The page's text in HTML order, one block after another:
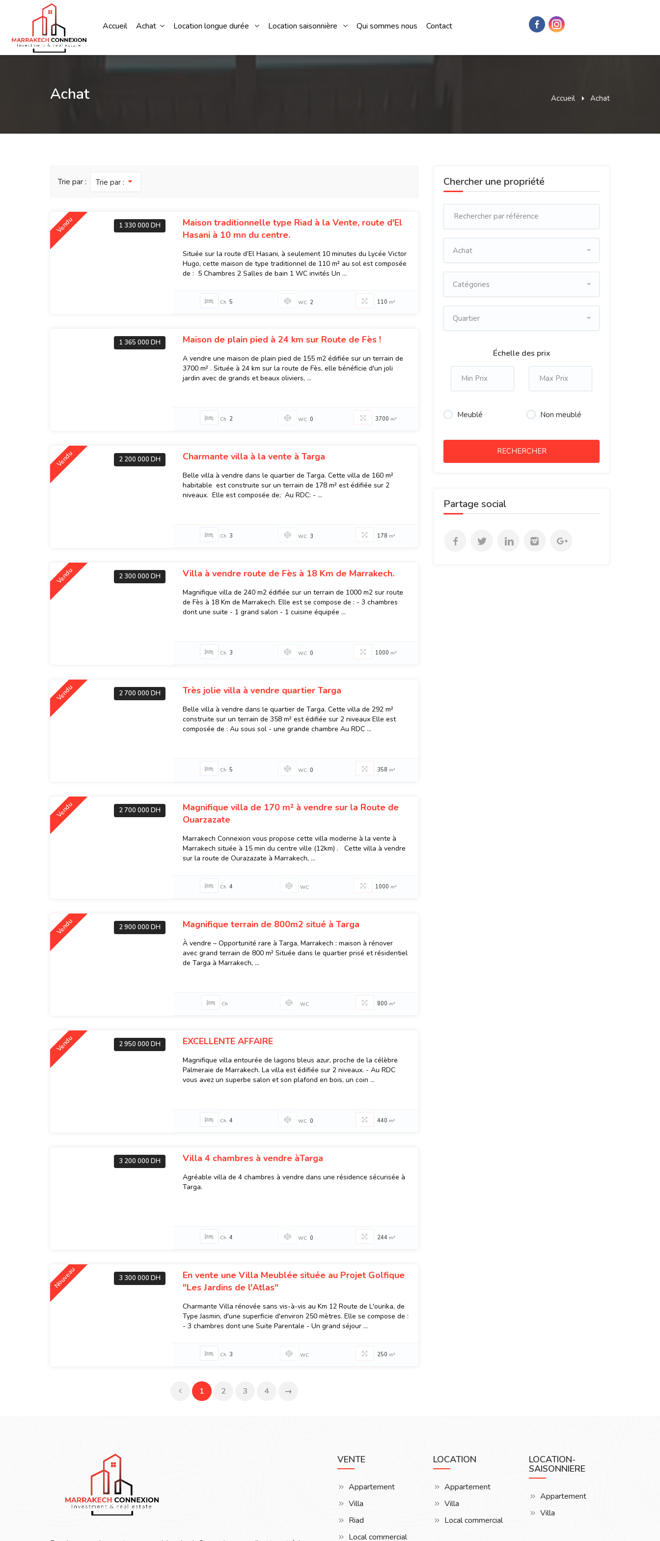
Accueil Achat Location longue durée Location saisonnière Qui sommes nous Contact
Achat Accueil Achat
Trie par : Trie par :
Vendu 1 330 000 DH
Maison traditionnelle type Riad à la Vente, route d'El
Hasani à 10 mn du centre.
Située sur la route d’El Hasani, à seulement 10 minutes du Lycée Victor
Hugo, cette maison de type traditionnel de 110 m² au sol est composée
de : 5 Chambres 2 Salles de bain 1 WC invités Un ...
Ch 5 WC 2 110 m²
1 365 000 DH Maison de plain pied à 24 km sur Route de Fès !
A vendre une maison de plain pied de 155 m2 édifiée sur un terrain de
3700 m² . Située à 24 km sur la route de Fès, elle bénéficie d'un joli
jardin avec de grands et beaux oliviers, ...
Ch 2 WC 0 3700 m²
Vendu 2 200 000 DH Charmante villa à la vente à Targa
Belle villa à vendre dans le quartier de Targa. Cette villa de 160 m²
habitable est construite sur un terrain de 178 m² est édifiée sur 2
niveaux. Elle est composée de; Au RDC: - ...
Ch 3 WC 3 178 m²
Vendu 2 300 000 DH Villa à vendre route de Fès à 18 Km de Marrakech.
Magnifique villa de 240 m2 édifiée sur un terrain de 1000 m2 sur route
de Fès à 18 Km de Marrakech. Elle est se compose de : - 3 chambres
dont une suite - 1 grand salon - 1 cuisine équipée ...
Ch 3 WC 0 1000 m²
Vendu 2 700 000 DH Très jolie villa à vendre quartier Targa
Belle villa à vendre dans le quartier de Targa. Cette villa de 292 m²
construite sur un terrain de 358 m² est édifiée sur 2 niveaux Elle est
composée de : Au sous sol - une grande chambre Au RDC ...
Ch 5 WC 0 358 m²
Vendu 2 700 000 DH
Magnifique villa de 170 m² à vendre sur la Route de
Ouarzazate
Marrakech Connexion vous propose cette villa moderne à la vente à
Marrakech située à 15 min du centre ville (12km) . Cette villa à vendre
sur la route de Ourazazate à Marrakech, ...
Ch 4 WC 1000 m²
Vendu 2 900 000 DH Magnifique terrain de 800m2 situé à Targa
À vendre – Opportunité rare à Targa, Marrakech : maison à rénover
avec grand terrain de 800 m² Située dans le quartier prisé et résidentiel
de Targa à Marrakech, ...
Ch WC 800 m²
Vendu 2 950 000 DH EXCELLENTE AFFAIRE
Magnifique villa entourée de lagons bleus azur, proche de la célèbre
Palmeraie de Marrakech. La villa est édifiée sur 2 niveaux. - Au RDC
vous avez un superbe salon et son plafond en bois, un coin ...
Ch 4 WC 0 440 m²
3 200 000 DH Villa 4 chambres à vendre àTarga
Agréable villa de 4 chambres à vendre dans une résidence sécurisée à
Targa.
Ch 4 WC 0 244 m²
Nouveau 3 300 000 DH
En vente une Villa Meublée située au Projet Golfique
"Les Jardins de l'Atlas"
Charmante Villa rénovée sans vis-à-vis au Km 12 Route de L'ourika, de
Type Jasmin, d'une superficie d'environ 250 mètres. Elle se compose de :
- 3 chambres dont une Suite Parentale - Un grand séjour ...
Ch 3 WC 250 m²
1 2 3 4 →
Chercher une propriété
Achat
Catégories
Quartier
Échelle des prix
Meublé Non meublé
RECHERCHER
Partage social
VENTE
Appartement
Villa
Riad
Local commercial
LOCATION
Appartement
Villa
Local commercial
LOCATION-
SAISONNIERE
Appartement
Villa